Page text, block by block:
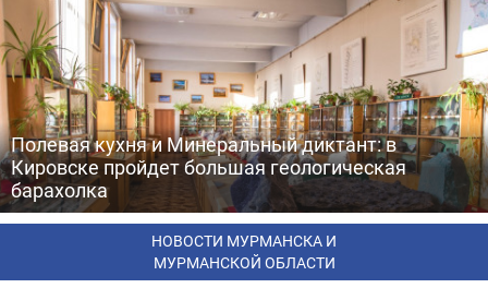
Полевая кухня и Минеральный диктант: в
Кировске пройдет большая геологическая
барахолка
НОВОСТИ МУРМАНСКА И
МУРМАНСКОЙ ОБЛАСТИ